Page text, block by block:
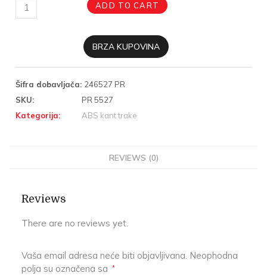
ADD TO CART
BRZA KUPOVINA
Šifra dobavljača: 246527 PR
SKU:
PR 5527
Kategorija:
ABS kant trake
REVIEWS (0)
Reviews
There are no reviews yet.
Vaša email adresa neće biti objavljivana. Neophodna
polja su označena sa
*